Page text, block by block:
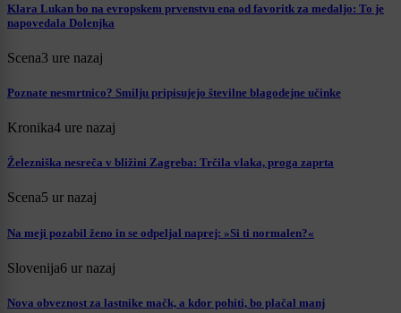
Klara Lukan bo na evropskem prvenstvu ena od favoritk za medaljo: To je
napovedala Dolenjka
Scena3 ure nazaj
Poznate nesmrtnico? Smilju pripisujejo številne blagodejne učinke
Kronika4 ure nazaj
Železniška nesreča v bližini Zagreba: Trčila vlaka, proga zaprta
Scena5 ur nazaj
Na meji pozabil ženo in se odpeljal naprej: »Si ti normalen?«
Slovenija6 ur nazaj
Nova obveznost za lastnike mačk, a kdor pohiti, bo plačal manj